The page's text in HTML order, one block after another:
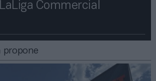
Commercial
propone